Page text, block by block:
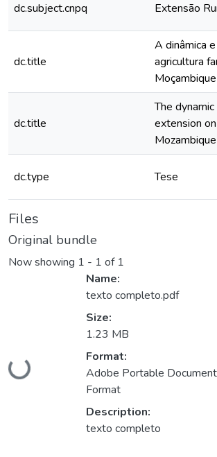
dc.subject.cnpq Extensão
dc.title
A dinâmica
agricultura
Moçambique
dc.title
The
extension
Mozambique
dc.type Tese
Files
Original bundle
Now showing 1 - 1 of 1
Name:
texto completo.pdf
Size:
1.23 MB
Format:
Adobe Portable Document
Format
Description:
texto completo